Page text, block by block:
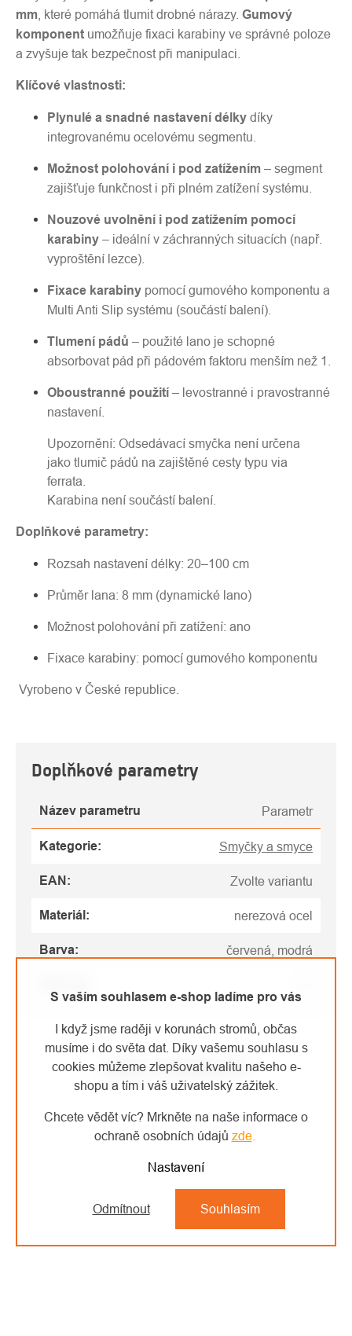
S vaším souhlasem e-shop ladíme pro vás
I když jsme raději v korunách stromů, občas
musíme i do světa dat. Díky vašemu souhlasu s
cookies můžeme zlepšovat kvalitu našeho e-
shopu a tím i váš uživatelský zážitek.
Chcete vědět víc? Mrkněte na naše informace o
ochraně osobních údajů zde.
Nastavení
Odmítnout Souhlasím
mm , které pomáhá tlumit drobné nárazy. Gumový
komponent umožňuje fixaci karabiny ve správné poloze
a zvyšuje tak bezpečnost při manipulaci.
Klíčové vlastnosti:
Plynulé a snadné nastavení délky díky
integrovanému ocelovému segmentu.
Možnost polohování i pod zatížením – segment
zajišťuje funkčnost i při plném zatížení systému.
Nouzové uvolnění i pod zatížením pomocí
karabiny – ideální v záchranných situacích (např.
vyproštění lezce).
Fixace karabiny pomocí gumového komponentu a
Multi Anti Slip systému (součástí balení).
Tlumení pádů – použité lano je schopné
absorbovat pád při pádovém faktoru menším než 1.
Oboustranné použití – levostranné i pravostranné
nastavení.
Upozornění: Odsedávací smyčka není určena
jako tlumič pádů na zajištěné cesty typu via
ferrata.
Karabina není součástí balení.
Doplňkové parametry:
Rozsah nastavení délky: 20–100 cm
Průměr lana: 8 mm (dynamické lano)
Možnost polohování při zatížení: ano
Fixace karabiny: pomocí gumového komponentu
Vyrobeno v České republice.
Doplňkové parametry
Název parametru Parametr
Kategorie: Smyčky a smyce
EAN : Zvolte variantu
Materiál : nerezová ocel
Barva: červená, modrá
VIDEO K PRODUKTU